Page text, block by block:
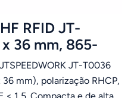
RFID JT-
36 mm, 865-
para PDA.
JT-T0036
mm), polarização RHCP,